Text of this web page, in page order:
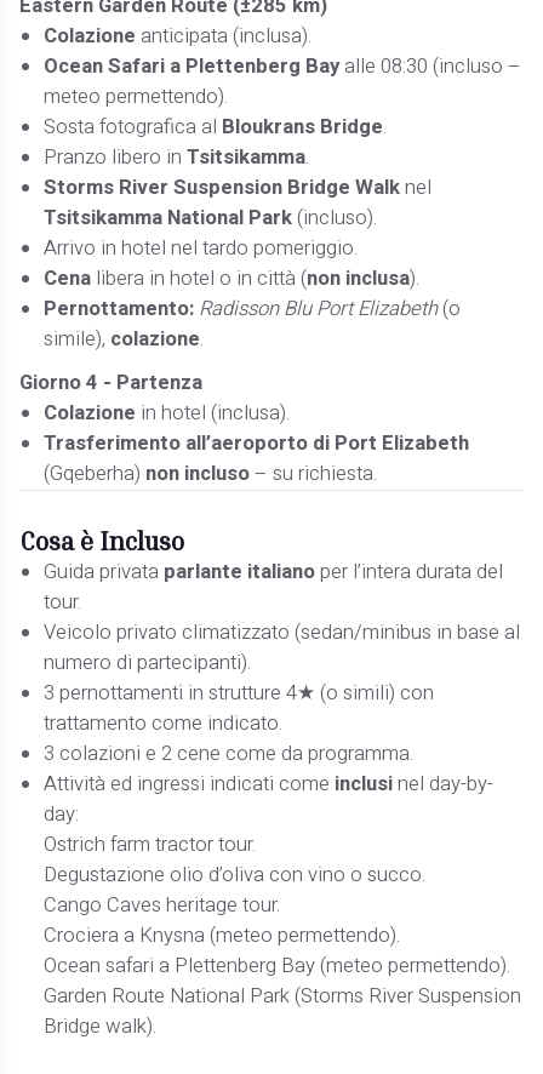
Colazione anticipata (inclusa).
Ocean Safari a Plettenberg Bayalle 08:30 (incluso –
meteo permettendo).
Sosta fotografica al Bloukrans Bridge.
Pranzo libero inTsitsikamma.
Storms River Suspension Bridge Walknel
Tsitsikamma National Park (incluso).
Arrivo in hotel nel tardo pomeriggio.
Cena libera in hotel o in città (non inclusa).
Pernottamento: Radisson Blu Port Elizabeth(o
simile), colazione.
Giorno 4 - Partenza
Colazione in hotel (inclusa).
Trasferimento all’aeroporto di Port Elizabeth
(Gqeberha) non incluso– su richiesta.
Cosa è Incluso
Guida privata parlante italianoper l’intera durata del
tour.
Veicolo privato climatizzato (sedan/minibus in base al
numero di partecipanti).
3 pernottamenti in strutture 4★ (o simili) con
trattamento come indicato.
3 colazioni e 2 cene come da programma.
Attività ed ingressi indicati come inclusinel day-by-
day:
Ostrich farm tractor tour.
Degustazione olio d’oliva con vino o succo.
Cango Caves heritage tour.
Crociera a Knysna (meteo permettendo).
Ocean safari a Plettenberg Bay (meteo permettendo).
Garden Route National Park (Storms River Suspension
Bridge walk).